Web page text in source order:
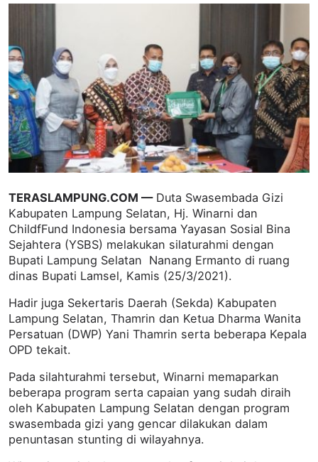
TERASLAMPUNG.COM —Duta Swasembada Gizi
Kabupaten Lampung Selatan, Hj. Winarni dan
ChildfFund Indonesia bersama Yayasan Sosial Bina
Sejahtera (YSBS) melakukan silaturahmi dengan
Bupati Lampung Selatan Nanang Ermanto di ruang
dinas Bupati Lamsel, Kamis (25/3/2021).
Hadir juga Sekertaris Daerah (Sekda) Kabupaten
Lampung Selatan, Thamrin dan Ketua Dharma Wanita
Persatuan (DWP) Yani Thamrin serta beberapa Kepala
OPD tekait.
Pada silahturahmi tersebut, Winarni memaparkan
beberapa program serta capaian yang sudah diraih
oleh Kabupaten Lampung Selatan dengan program
swasembada gizi yang gencar dilakukan dalam
penuntasan stunting di wilayahnya.